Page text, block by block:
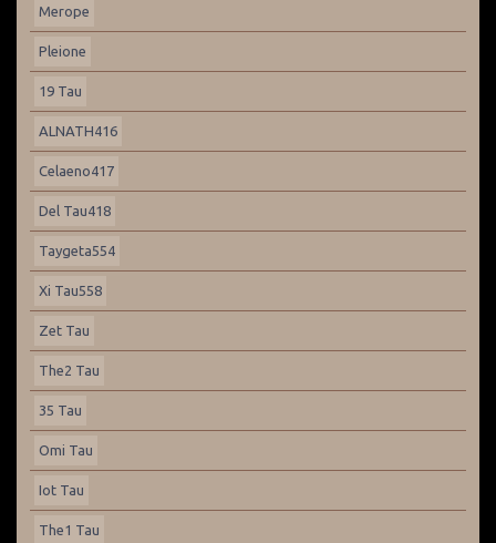
Merope
Pleione
19 Tau
ALNATH416
Celaeno417
Del Tau418
Taygeta554
Xi Tau558
Zet Tau
The2 Tau
35 Tau
Omi Tau
Iot Tau
The1 Tau